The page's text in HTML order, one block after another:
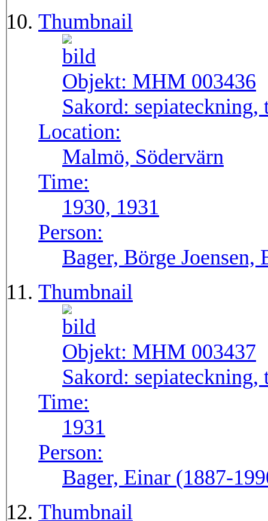
Thumbnail
Objekt: MHM 003436
Sakord: sepiateckning,
Location:
Malmö, Södervärn
Time:
1930, 1931
Person:
Bager, Börge
Thumbnail
Objekt: MHM 003437
Sakord: sepiateckning,
Time:
1931
Person:
Bager, Einar (1887-
Thumbnail